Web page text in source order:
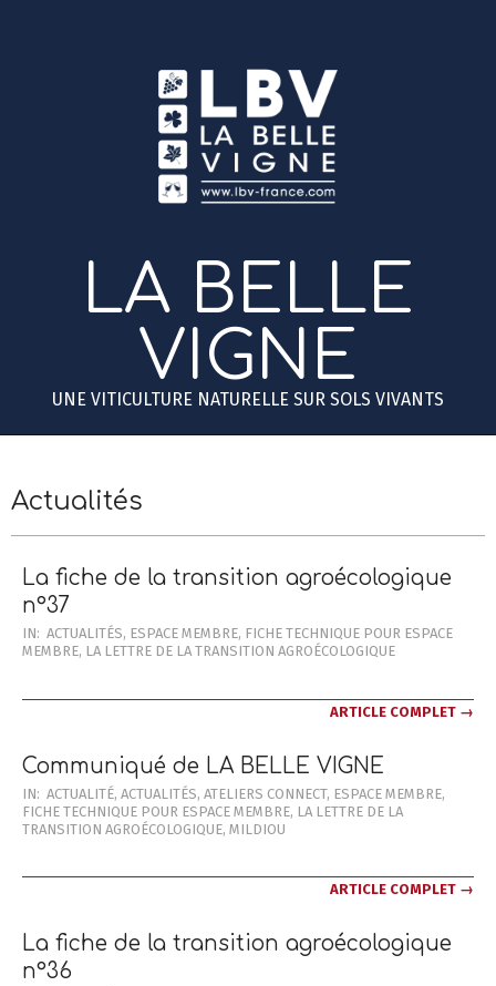
LA BELLE
VIGNE
UNE VITICULTURE NATURELLE SUR SOLS VIVANTS
Menu
Actualités
La fiche de la transition agroécologique
n°37
2026-
03-
IN: ACTUALITÉS, ESPACE MEMBRE, FICHE TECHNIQUE POUR ESPACE
MEMBRE, LA LETTRE DE LA TRANSITION AGROÉCOLOGIQUE
ARTICLE COMPLET →
Communiqué de LA BELLE VIGNE
2026-
03-
IN: ACTUALITÉ, ACTUALITÉS, ATELIERS CONNECT, ESPACE MEMBRE,
FICHE TECHNIQUE POUR ESPACE MEMBRE, LA LETTRE DE LA
TRANSITION AGROÉCOLOGIQUE, MILDIOU
ARTICLE COMPLET →
La fiche de la transition agroécologique
n°36